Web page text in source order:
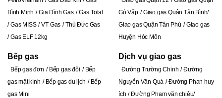
Bình Minh
Gia Đình Gas
Gas Total
Gas MISS
VT Gas
Thủ Đức Gas
Gas ELF 12kg
Bếp gas
Bếp gas đơn Bếp gas đôi
Bếp
gas mặt kính
Bếp gas du lịch
Bếp
gas Mini
Gò Vấp
Giao gas Quận Tân Bình
Giao gas Quận Tân Phú
Giao gas
Huyện Hóc Môn
Dịch vụ giao gas
Đường Trường Chinh Đường
Nguyễn Văn Quá
Đường Phan huy
ích
Đường Pham văn chiêu